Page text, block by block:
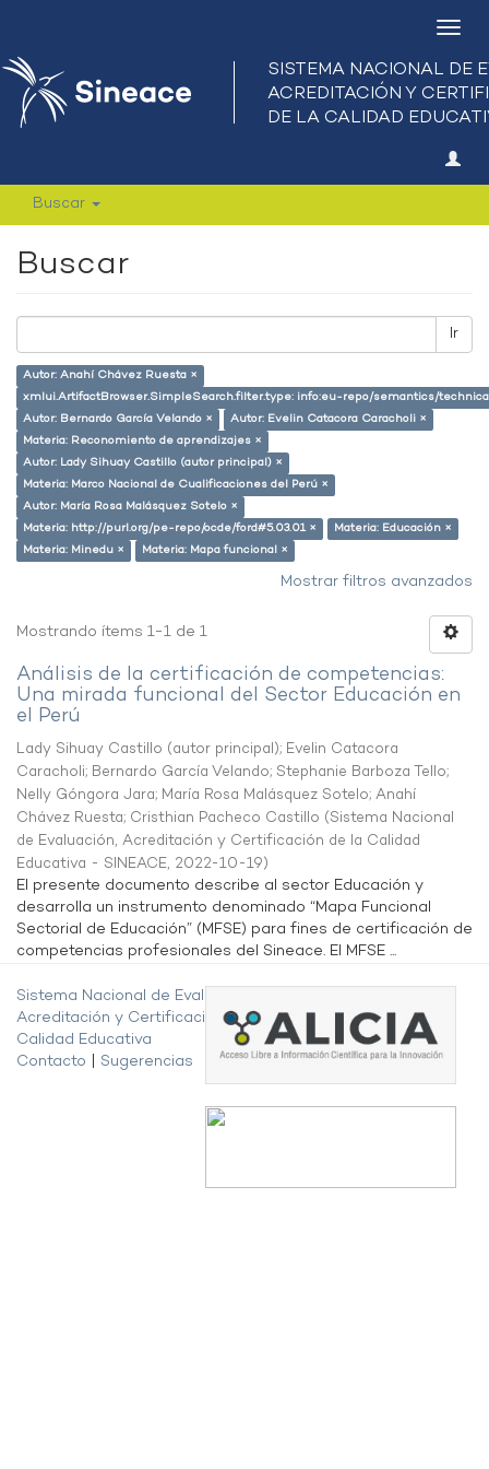
Buscar
Buscar
Ir
Autor: Anahí Chávez Ruesta ×
xmlui.ArtifactBrowser.SimpleSearch.filter.type: info:eu-repo/semantics/
Autor: Bernardo García Velando ×
Autor: Evelin Catacora Caracholi ×
Materia: Reconomiento de aprendizajes ×
Autor: Lady Sihuay Castillo (autor principal) ×
Materia: Marco Nacional de Cualificaciones del Perú ×
Autor: María Rosa Malásquez Sotelo ×
Materia: http://purl.org/pe-repo/ocde/ford#5.03.01 ×
Materia: Educación ×
Materia: Minedu ×
Materia: Mapa funcional ×
Mostrar filtros avanzados
Mostrando ítems 1-1 de 1
Análisis de la certificación de competencias:
Una mirada funcional del Sector Educación en
el Perú
Lady Sihuay Castillo (autor principal); Evelin Catacora
Caracholi; Bernardo García Velando; Stephanie Barboza Tello;
Nelly Góngora Jara; María Rosa Malásquez Sotelo; Anahí
Chávez Ruesta; Cristhian Pacheco Castillo (Sistema Nacional
de Evaluación, Acreditación y Certificación de la Calidad
Educativa - SINEACE, 2022-10-19)
El presente documento describe al sector Educación y
desarrolla un instrumento denominado “Mapa Funcional
Sectorial de Educación” (MFSE) para fines de certificación de
competencias profesionales del Sineace. El MFSE ...
Sistema Nacional de Evaluación,
Acreditación y Certificación de la
Calidad Educativa
Contacto
Sugerencias